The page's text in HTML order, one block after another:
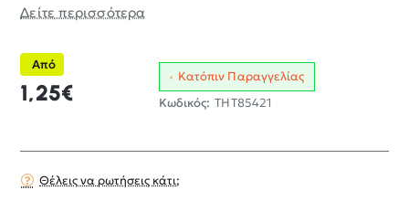
Δείτε περισσότερα
Από
1,25€
Κατόπιν Παραγγελίας
Κωδικός: THT85421
Θέλεις να ρωτήσεις κάτι;